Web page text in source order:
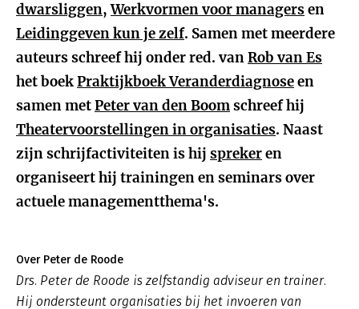
dwarsliggen,Werkvormen voor managersen
Leidinggeven kun je zelf. Samen met meerdere
auteurs schreef hij onder red. vanRob van Es
het boekPraktijkboek Veranderdiagnoseen
samen metPeter van den Boomschreef hij
Theatervoorstellingen in organisaties. Naast
zijn schrijfactiviteiten is hij sprekeren
organiseert hij trainingen en seminars over
actuele managementthema's.
Over Peter de Roode
Drs. Peter de Roode is zelfstandig adviseur en trainer.
Hij ondersteunt organisaties bij het invoeren van